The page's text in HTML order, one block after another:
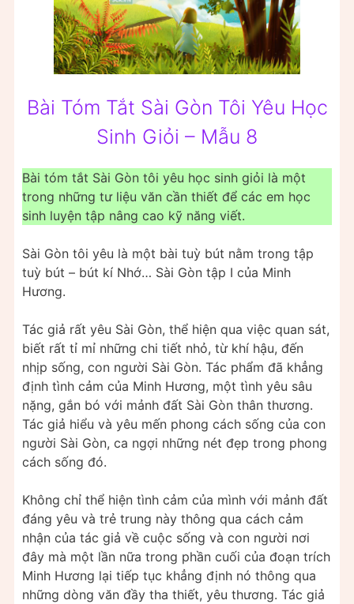
Bài Tóm Tắt Sài Gòn Tôi Yêu Học
Sinh Giỏi – Mẫu 8
Bài tóm tắt Sài Gòn tôi yêu học sinh giỏi là một
trong những tư liệu văn cần thiết để các em học
sinh luyện tập nâng cao kỹ năng viết.
Sài Gòn tôi yêu là một bài tuỳ bút nằm trong tập
tuỳ bút – bút kí Nhớ… Sài Gòn tập I của Minh
Hương.
Tác giả rất yêu Sài Gòn, thể hiện qua việc quan sát,
biết rất tỉ mỉ những chi tiết nhỏ, từ khí hậu, đến
nhịp sống, con người Sài Gòn. Tác phẩm đã khẳng
định tình cảm của Minh Hương, một tình yêu sâu
nặng, gắn bó với mảnh đất Sài Gòn thân thương.
Tác giả hiểu và yêu mến phong cách sống của con
người Sài Gòn, ca ngợi những nét đẹp trong phong
cách sống đó.
Không chỉ thể hiện tình cảm của mình với mảnh đất
đáng yêu và trẻ trung này thông qua cách cảm
nhận của tác giả về cuộc sống và con người nơi
đây mà một lần nữa trong phần cuối của đoạn trích
Minh Hương lại tiếp tục khẳng định nó thông qua
những dòng văn đầy tha thiết, yêu thương. Tác giả